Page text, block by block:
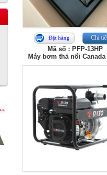
Đặt hàng Chi
Mã số : PFP-13HP
Máy bơm thả nổi